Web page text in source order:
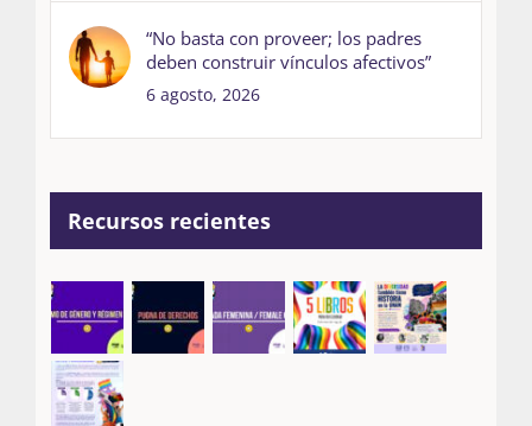
“No basta con proveer; los padres
deben construir vínculos afectivos”
6 agosto, 2026
Recursos recientes